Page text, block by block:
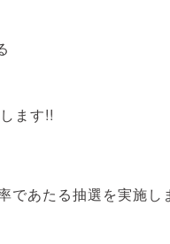
ます!!
あたる抽選を実施し